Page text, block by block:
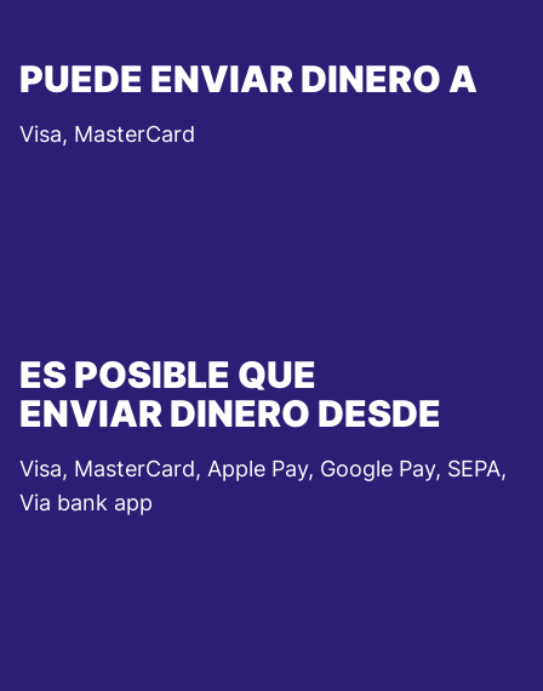
PUEDE ENVIAR DINERO A
Visa, MasterCard
ES POSIBLE QUE
ENVIAR DINERO DESDE
Visa, MasterCard, Apple Pay, Google Pay, SEPA,
Via bank app